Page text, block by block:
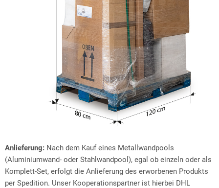
Anlieferung: Nach dem Kauf eines Metallwandpools
(Aluminiumwand- oder Stahlwandpool), egal ob einzeln oder als
Komplett-Set, erfolgt die Anlieferung des erworbenen Produkts
per Spedition. Unser Kooperationspartner ist hierbei DHL